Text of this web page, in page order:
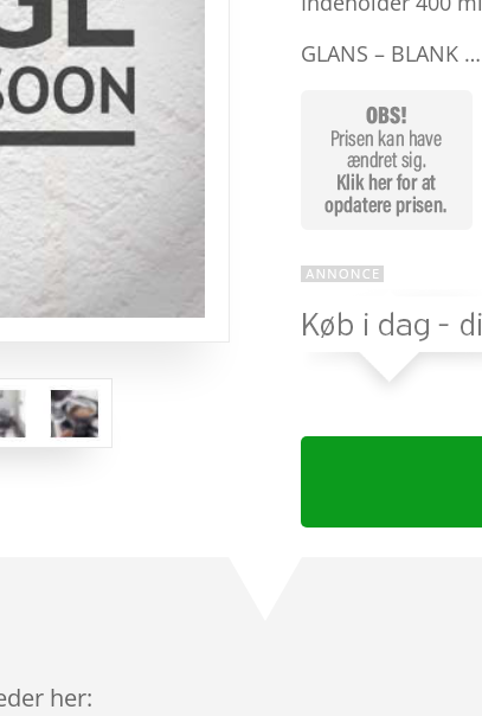
GLANS – BLANK …
her: